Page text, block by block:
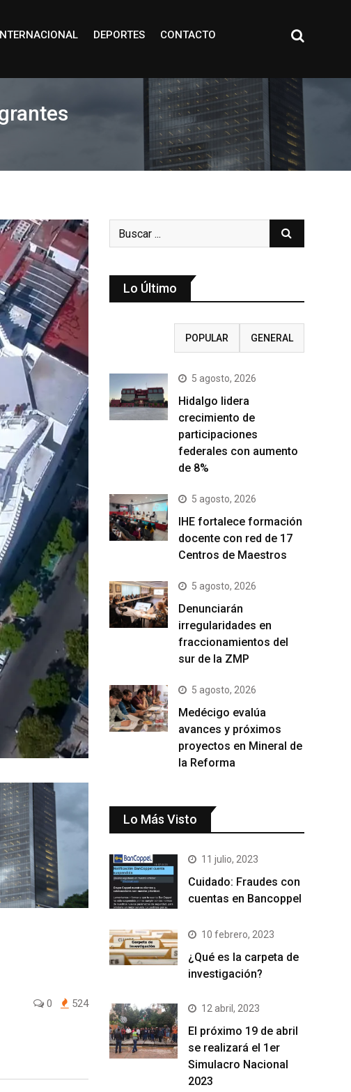
DEPORTES CONTACTO
0 524
Lo Último
POPULAR GENERAL
5 agosto, 2026
Hidalgo lidera
crecimiento de
participaciones
federales con aumento
de 8%
5 agosto, 2026
IHE fortalece formación
docente con red de 17
Centros de Maestros
5 agosto, 2026
Denunciarán
irregularidades en
fraccionamientos del
sur de la ZMP
5 agosto, 2026
Medécigo evalúa
avances y próximos
proyectos en Mineral de
la Reforma
Lo Más Visto
11 julio, 2023
Cuidado: Fraudes con
cuentas en Bancoppel
10 febrero, 2023
¿Qué es la carpeta de
investigación?
12 abril, 2023
El próximo 19 de abril
se realizará el 1er
Simulacro Nacional
2023